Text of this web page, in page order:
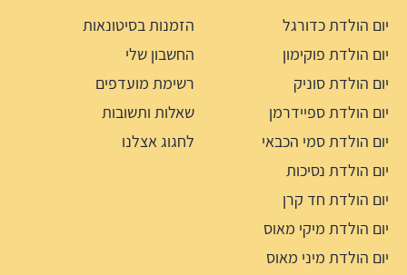
יום הולדת כדורגל
יום הולדת פוקימון
יום הולדת סוניק
יום הולדת ספיידרמן
יום הולדת סמי הכבאי
יום הולדת נסיכות
יום הולדת חד קרן
יום הולדת מיקי מאוס
יום הולדת מיני מאוס
הזמנות בסיטונאות
החשבון שלי
רשימת מועדפים
שאלות ותשובות
לחגוג אצלנו